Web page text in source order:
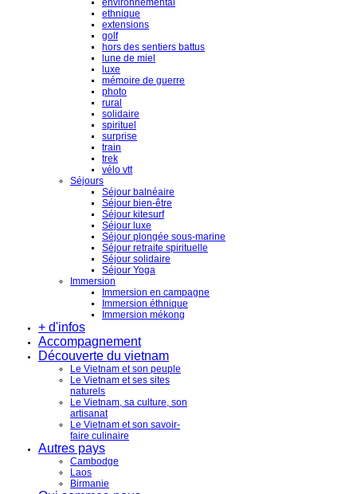
environnemental
ethnique
extensions
golf
hors des sentiers battus
lune de miel
luxe
mémoire de guerre
photo
rural
solidaire
spirituel
surprise
train
trek
vélo vtt
Séjours
Séjour balnéaire
Séjour bien-être
Séjour kitesurf
Séjour luxe
Séjour plongée sous-marine
Séjour retraite spirituelle
Séjour solidaire
Séjour Yoga
Immersion
Immersion en campagne
Immersion éthnique
Immersion mékong
+ d'infos
Accompagnement
Découverte du vietnam
Le Vietnam et son peuple
Le Vietnam et ses sites
naturels
Le Vietnam, sa culture, son
artisanat
Le Vietnam et son savoir-
faire culinaire
Autres pays
Cambodge
Laos
Birmanie